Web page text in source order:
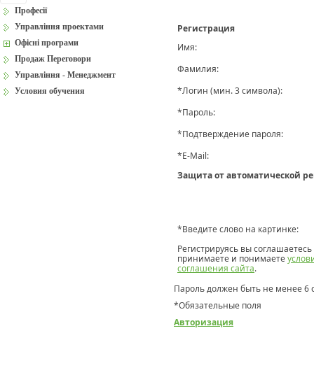
Регистрация
Имя:
Фамилия:
*Логин (мин. 3 символа):
*Пароль:
*Подтверждение пароля:
*E-Mail:
Защита от автоматической
*Введите слово на картинке:
Регистрируясь вы
принимаете и понимаете
соглашения сайта.
Пароль должен быть не менее 6
*Обязательные поля
Авторизация
Професії
Управління проектами
Офісні програми
Продаж Переговори
Управління - Менеджмент
Условия обучения